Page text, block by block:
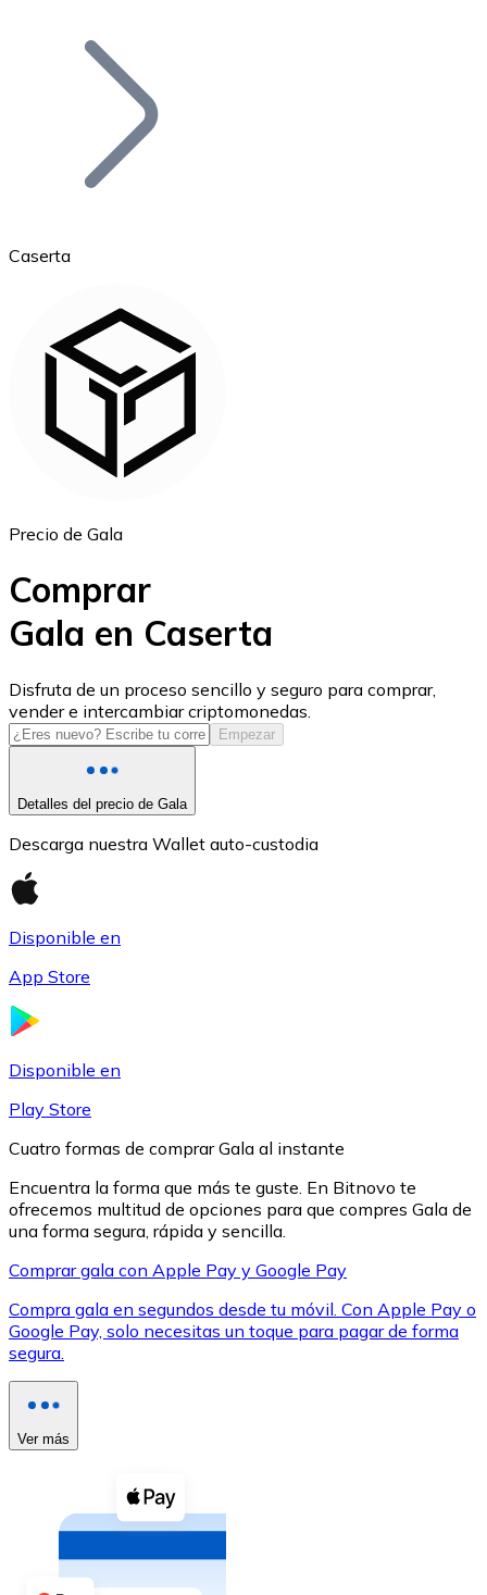
Bitcoin
Ethereum
USD Coin
USDC
XRP
XRP
Ver todo
Compra criptomonedas con efectivo en tu tienda más
Comprar con efectivo
Caserta
Precio de Gala
Comprar
Gala en Caserta
Disfruta de un proceso sencillo y seguro para comprar,
vender e intercambiar criptomonedas.
Empezar
Detalles del precio de Gala
Descarga nuestra Wallet auto-custodia
Disponible en
App Store
Disponible en
Play Store
Cuatro formas de comprar Gala al instante
Encuentra la forma que más te guste. En Bitnovo te
ofrecemos multitud de opciones para que compres Gala de
una forma segura, rápida y sencilla.
Comprar gala con Apple Pay y Google Pay
Compra gala en segundos desde tu móvil. Con Apple Pay o
Google Pay, solo necesitas un toque para pagar de forma
segura.
Ver más